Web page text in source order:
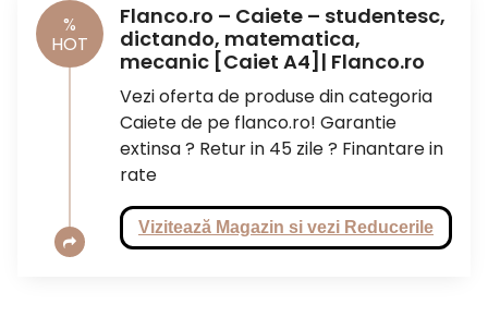
%
HOT
Flanco.ro – Caiete – studentesc,
dictando, matematica,
mecanic [Caiet A4]| Flanco.ro
Vezi oferta de produse din categoria
Caiete de pe flanco.ro! Garantie
extinsa ? Retur in 45 zile ? Finantare in
rate
Vizitează Magazin si vezi Reducerile